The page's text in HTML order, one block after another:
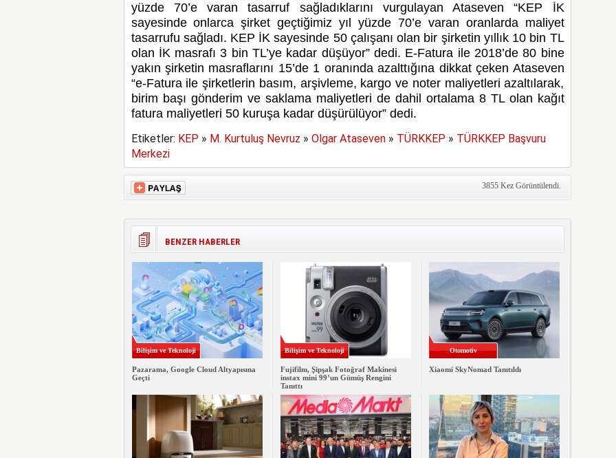
yüzde 70’e varan tasarruf sağladıklarını vurgulayan Ataseven “KEP İK
sayesinde onlarca şirket geçtiğimiz yıl yüzde 70’e varan oranlarda maliyet
tasarrufu sağladı. KEP İK sayesinde 50 çalışanı olan bir şirketin yıllık 10 bin TL
olan İK masrafı 3 bin TL’ye kadar düşüyor” dedi. E-Fatura ile 2018’de 80 bine
yakın şirketin masraflarını 15’de 1 oranında azalttığına dikkat çeken Ataseven
“e-Fatura ile şirketlerin basım, arşivleme, kargo ve noter maliyetleri azaltılarak,
birim başı gönderim ve saklama maliyetleri de dahil ortalama 8 TL olan kağıt
fatura maliyetleri 50 kuruşa kadar düşürülüyor” dedi.
Etiketler: KEP» M. Kurtuluş Nevruz » Olgar Ataseven» TÜRKKEP» TÜRKKEP Başvuru
Merkezi
3855 Kez Görüntülendi.
BENZER HABERLER
Bilişim ve Teknoloji
Pazarama, Google Cloud Altyapısına
Geçti
Bilişim ve Teknoloji
Fujifilm, Şipşak Fotoğraf Makinesi
instax mini 99’un Gümüş Rengini
Tanıttı
Otomotiv
Xiaomi SkyNomad Tanıtıldı